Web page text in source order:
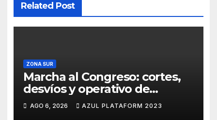
Related Post
ZONA SUR
Marcha al Congreso: cortes,
desvíos y operativo de
seguridad por la protesta
contra la reforma de la Ley de
AGO 6, 2026 AZUL PLATAFORM 2023